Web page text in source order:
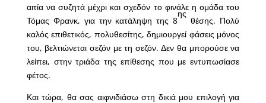
αιτία να συζητά μέχρι και σχεδόν το φινάλε η ομάδα του
Τόμας Φρανκ, για την κατάληψη της 8
ης
θέσης. Πολύ
καλός επιθετικός, πολυθεσίτης, δημιουργεί φάσεις μόνος
του, βελτιώνεται σεζόν με τη σεζόν. Δεν θα μπορούσε να
λείπει, στην τριάδα της επίθεσης που με εντυπωσίασε
φέτος.
Και τώρα, θα σας αιφνιδιάσω στη δικιά μου επιλογή για